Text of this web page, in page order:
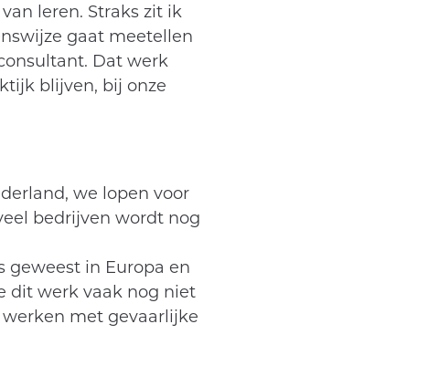
leren. Straks zit ik
gaat meetellen
Dat werk
blijven, bij onze
we lopen voor
bedrijven wordt nog
geweest in Europa en
dit werk vaak nog niet
met gevaarlijke